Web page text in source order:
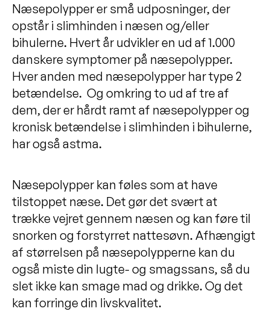
Næsepolypper er små udposninger, der
opstår i slimhinden i næsen og/eller
bihulerne. Hvert år udvikler en ud af 1.000
danskere symptomer på næsepolypper.
Hver anden med næsepolypper har type 2
betændelse. Og omkring to ud af tre af
dem, der er hårdt ramt af næsepolypper og
kronisk betændelse i slimhinden i bihulerne,
har også astma.
Næsepolypper kan føles som at have
tilstoppet næse. Det gør det svært at
trække vejret gennem næsen og kan føre til
snorken og forstyrret nattesøvn. Afhængigt
af størrelsen på næsepolypperne kan du
også miste din lugte- og smagssans, så du
slet ikke kan smage mad og drikke. Og det
kan forringe din livskvalitet.